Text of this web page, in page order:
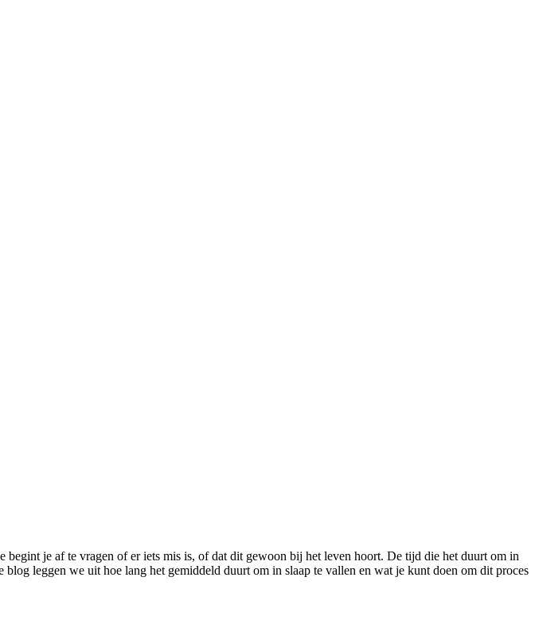
je af te vragen of er iets mis is, of dat dit gewoon bij het leven hoort. De tijd die het duurt om in
leggen we uit hoe lang het gemiddeld duurt om in slaap te vallen en wat je kunt doen om dit proces